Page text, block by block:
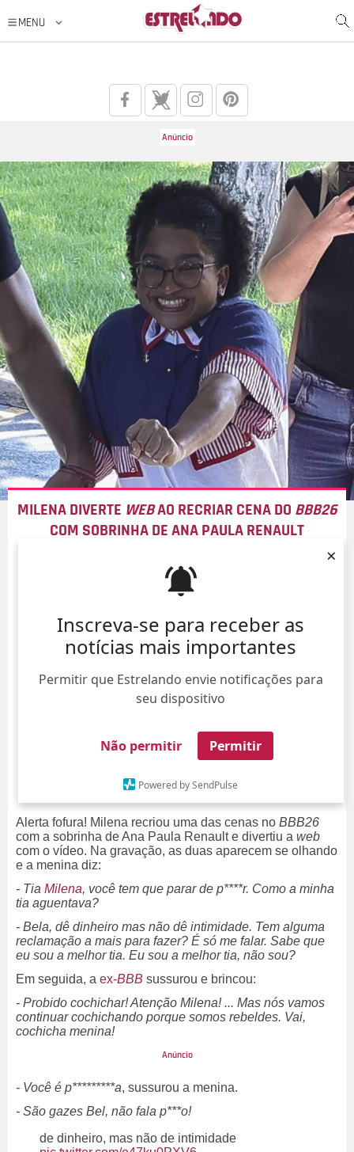
Inscreva-se para receber as
notícias mais importantes
Permitir que Estrelando envie notificações para
seu dispositivo
Não permitir Permitir
Powered by SendPulse
×
MILENA DIVERTE WEBAO RECRIAR CENA DO BBB26
COM SOBRINHA DE ANA PAULA RENAULT
Alerta fofura! Milena recriou uma das cenas no BBB26
com a sobrinha de Ana Paula Renault e divertiu a web
com o vídeo. Na gravação, as duas aparecem se olhando
e a menina diz:
- Tia Milena, você tem que parar de p****r. Como a minha
tia aguentava?
- Bela, dê dinheiro mas não dê intimidade. Tem alguma
reclamação a mais para fazer? É só me falar. Sabe que
eu sou a melhor tia. Eu sou a melhor tia, não sou?
Em seguida, a ex-BBB sussurou e brincou:
- Probido cochichar! Atenção Milena! ... Mas nós vamos
continuar cochichando porque somos rebeldes. Vai,
cochicha menina!
- Você é p*********a, sussurou a menina.
- São gazes Bel, não fala p***o!
de dinheiro, mas não de intimidade